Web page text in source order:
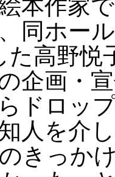
本作家
同ホー
た高野悦
企画・
ドロッ
人を介
きっか